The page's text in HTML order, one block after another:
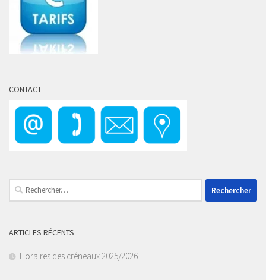
CONTACT
Rechercher :
ARTICLES RÉCENTS
Horaires des créneaux 2025/2026